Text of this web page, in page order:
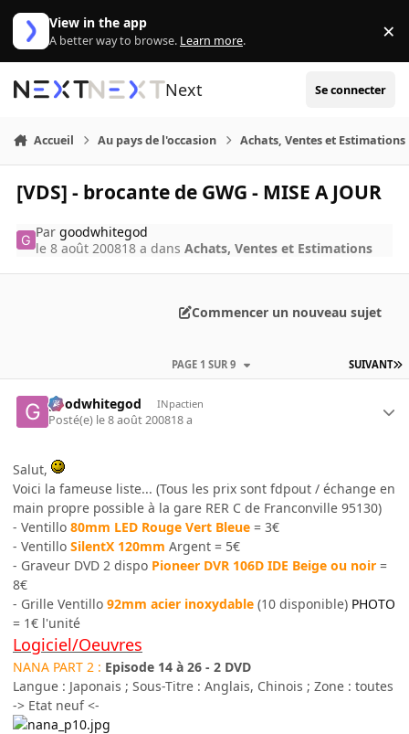
Aller au contenu
View in the app
A better way to browse. Learn more. ×
Next Se connecter
Accueil Au pays de l'occasion Achats, Ventes et Estimations
[VDS] - brocante de GWG - MISE A JOUR
Pargoodwhitegod
le 8 août 200818 a dansAchats, Ventes et Estimations
Commencer un nouveau sujet
SUIVANT
PAGE 1 SUR 9
goodwhitegod INpactien
Posté(e) le 8 août 200818 a
Salut,
Voici la fameuse liste... (Tous les prix sont fdpout / échange en
main propre possible à la gare RER C de Franconville 95130)
- Ventillo 80mm LED Rouge Vert Bleue = 3€
- Ventillo SilentX 120mm Argent = 5€
- Graveur DVD 2 dispo Pioneer DVR 106D IDE Beige ou noir =
8€
- Grille Ventillo 92mm acier inoxydable (10 disponible) PHOTO
= 1€ l'unité
Logiciel/Oeuvres
NANA PART 2 : Episode 14 à 26 - 2 DVD
Langue : Japonais ; Sous-Titre : Anglais, Chinois ; Zone : toutes
-> Etat neuf <-